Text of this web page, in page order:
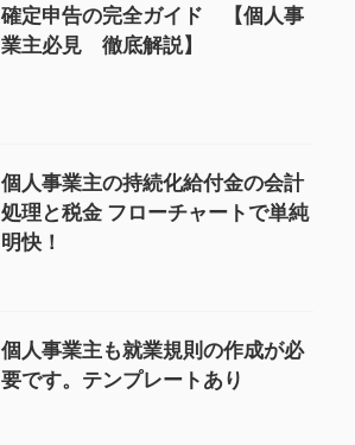
確定申告の完全ガイド 【個人事
業主必見 徹底解説】
個人事業主の持続化給付金の会計
処理と税金 フローチャートで単純
明快！
個人事業主も就業規則の作成が必
要です。テンプレートあり